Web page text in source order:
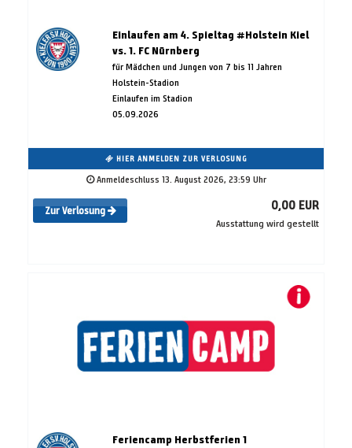
Einlaufen am 4. Spieltag #Holstein Kiel
vs. 1. FC Nürnberg
für Mädchen und Jungen von 7 bis 11 Jahren
Holstein-Stadion
Einlaufen im Stadion
05.09.2026
HIER ANMELDEN ZUR VERLOSUNG
Anmeldeschluss 13. August 2026, 23:59 Uhr
Zur Verlosung 0,00 EUR
Ausstattung wird gestellt
Feriencamp Herbstferien 1